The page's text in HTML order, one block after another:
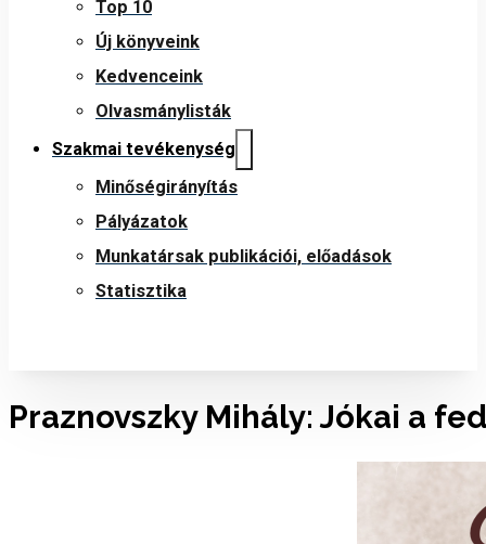
Top 10
Új könyveink
Kedvenceink
Olvasmánylisták
Szakmai tevékenység
Minőségirányítás
Pályázatok
Munkatársak publikációi, előadások
Statisztika
Praznovszky Mihály: Jókai a